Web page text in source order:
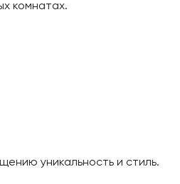
комнатах.
уникальность и стиль.